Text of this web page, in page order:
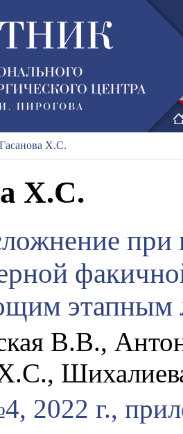
Гасанова Х.С.
Х.С.
этапным
В.В.,
Х.С.,
2022 г.,